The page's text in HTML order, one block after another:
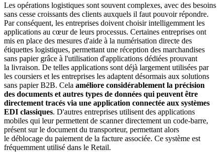
Les opérations logistiques sont souvent complexes, avec des besoins
sans cesse croissants des clients auxquels il faut pouvoir répondre.
Par conséquent, les entreprises doivent choisir intelligemment les
applications au cœur de leurs processus. Certaines entreprises ont
mis en place des mesures d'aide à la numérisation directe des
étiquettes logistiques, permettant une réception des marchandises
sans papier grâce à l'utilisation d'applications dédiées prouvant
la livraison. De telles applications sont déjà largement utilisées par
les coursiers et les entreprises les adaptent désormais aux solutions
sans papier B2B. Cela améliore considérablement la précision
des documents et autres types de données qui peuvent être
directement tracés via une application connectée aux systèmes
EDI classiques. D'autres entreprises utilisent des applications
mobiles qui leur permettent de scanner directement un code-barre,
présent sur le document du transporteur, permettant alors
le déblocage du paiement de la facture associée. Ce système est
fréquemment utilisé dans le Retail.